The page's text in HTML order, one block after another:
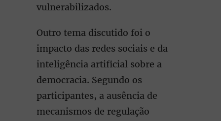
vulnerabilizados.
Outro tema discutido foi o
impacto das redes sociais e da
inteligência artificial sobre a
democracia. Segundo os
participantes, a ausência de
mecanismos de regulação